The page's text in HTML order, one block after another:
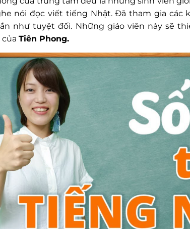
nói đọc viết tiếng Nhật. Đã tham gia các
như tuyệt đối. Những giáo viên này sẽ
Tiên Phong.